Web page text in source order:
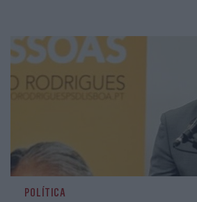
POLÍTICA